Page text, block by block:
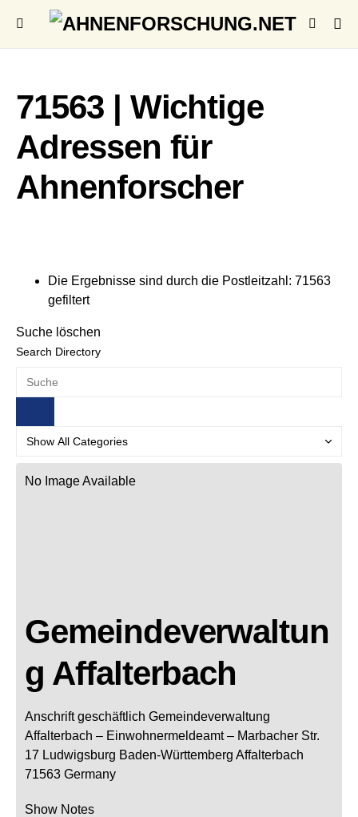
71563 | Wichtige
Adressen für
Ahnenforscher
Die Ergebnisse sind durch die Postleitzahl: 71563
gefiltert
Suche löschen
Search Directory
No Image Available
Gemeindeverwaltun
g Affalterbach
Anschrift geschäftlich Gemeindeverwaltung
Affalterbach – Einwohnermeldeamt – Marbacher Str.
17 Ludwigsburg Baden-Württemberg Affalterbach
71563 Germany
Show Notes